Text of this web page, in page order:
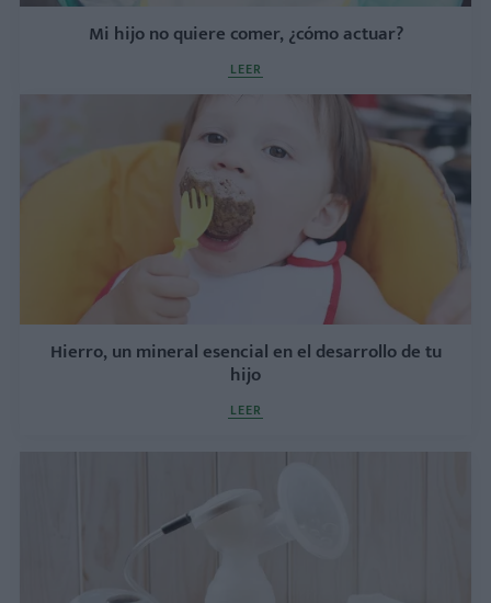
Mi hijo no quiere comer, ¿cómo actuar?
LEER
Hierro, un mineral esencial en el desarrollo de tu
hijo
LEER